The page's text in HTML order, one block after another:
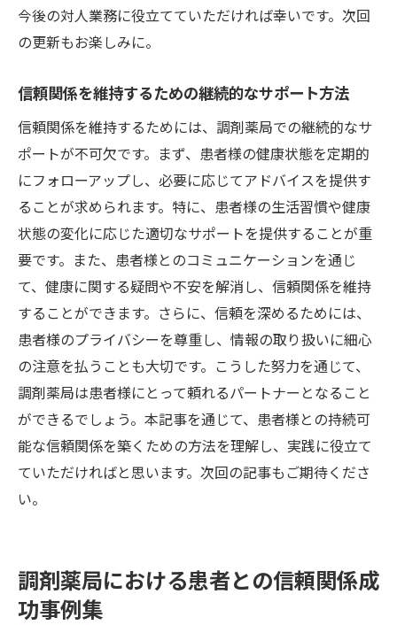
今後の対人業務に役立てていただければ幸いです。次回
の更新もお楽しみに。
信頼関係を維持するための継続的なサポート方法
信頼関係を維持するためには、調剤薬局での継続的なサ
ポートが不可欠です。まず、患者様の健康状態を定期的
にフォローアップし、必要に応じてアドバイスを提供す
ることが求められます。特に、患者様の生活習慣や健康
状態の変化に応じた適切なサポートを提供することが重
要です。また、患者様とのコミュニケーションを通じ
て、健康に関する疑問や不安を解消し、信頼関係を維持
することができます。さらに、信頼を深めるためには、
患者様のプライバシーを尊重し、情報の取り扱いに細心
の注意を払うことも大切です。こうした努力を通じて、
調剤薬局は患者様にとって頼れるパートナーとなること
ができるでしょう。本記事を通じて、患者様との持続可
能な信頼関係を築くための方法を理解し、実践に役立て
ていただければと思います。次回の記事もご期待くださ
い。
調剤薬局における患者との信頼関係成
功事例集